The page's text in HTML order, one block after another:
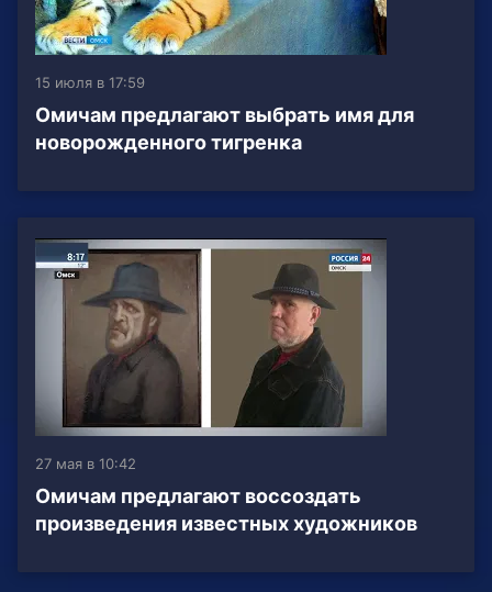
15 июля в 17:59
Омичам предлагают выбрать имя для
новорожденного тигренка
27 мая в 10:42
Омичам предлагают воссоздать
произведения известных художников